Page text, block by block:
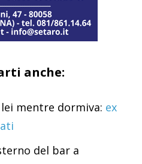
anche:
mentre dormiva: ex
del bar a